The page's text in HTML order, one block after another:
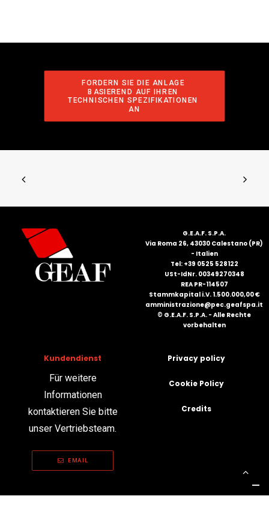
FORDERN SIE DIE ANLAGE
BASIEREND AUF IHREN
TECHNISCHEN SPEZIFIKATIONEN
AN
G.E.A.F. S.P.A.
Via Roma 26, 43030 Calestano (PR)
- Italien
Tel: +39 0525 528122
USt-IdNr. 00349270348
REA PR-114507
Stammkapital i.V. 1.500.000,00 €
amministrazione@pec.geafspa.it
© G.E.A.F. S.P.A. - Alle Rechte
vorbehalten
Kundendienst
Für weitere
Informationen
kontaktieren Sie bitte
unser Vertriebsteam.
EMAIL
Privacy policy
Cookie Policy
Credits